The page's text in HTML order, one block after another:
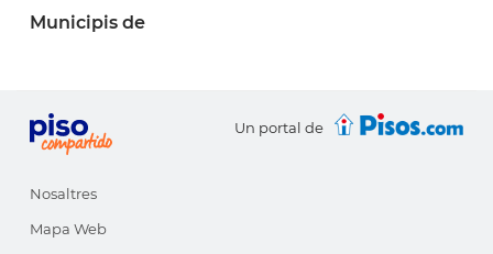
Municipis de
Un portal de
Nosaltres
Mapa Web